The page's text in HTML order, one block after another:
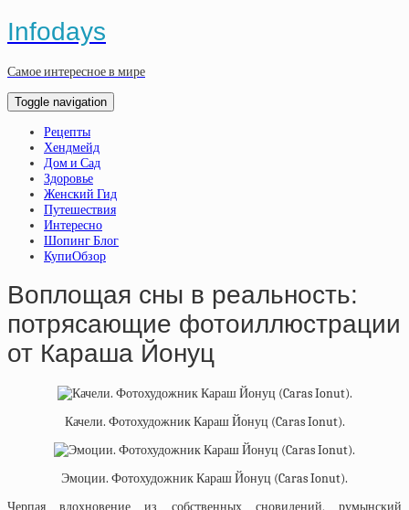
Infodays
Самое интересное в мире
Toggle navigation
Рецепты
Хендмейд
Дом и Сад
Здоровье
Женский Гид
Путешествия
Интересно
Шопинг Блог
КупиОбзор
Воплощая сны в реальность:
потрясающие фотоиллюстрации
от Караша Йонуц
Качели. Фотохудожник Караш Йонуц (Caras Ionut).
Эмоции. Фотохудожник Караш Йонуц (Caras Ionut).
Черпая вдохновение из собственных сновидений, румынский